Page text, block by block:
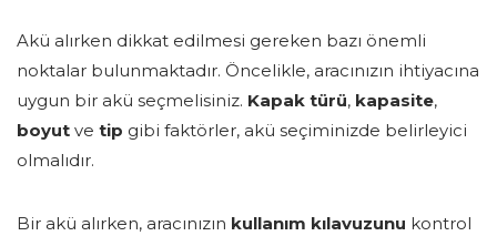
Akü alırken dikkat edilmesi gereken bazı önemli
noktalar bulunmaktadır. Öncelikle, aracınızın ihtiyacına
uygun bir akü seçmelisiniz. Kapak türü, kapasite,
boyut ve tip gibi faktörler, akü seçiminizde belirleyici
olmalıdır.
Bir akü alırken, aracınızın kullanım kılavuzunu kontrol